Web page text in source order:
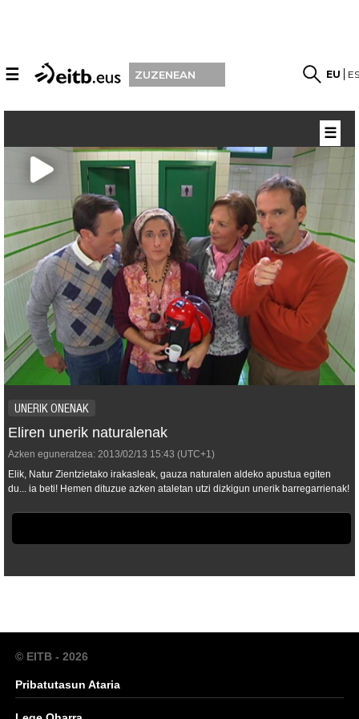
☰ ZUZENEAN EU
UNERIK ONENAK
Eliren unerik naturalenak
Azken eguneratzea: 2013/02/13 15:43 (UTC+1)
Elik, Natur Zientzietako irakasleak, gauza naturalen aldeko apustua egiten
du... ia beti! Hemen dituzue azken ataletan utzi dizkigun unerik barregarrienak!
☰
© EITB - 2026
Pribatutasun Ataria